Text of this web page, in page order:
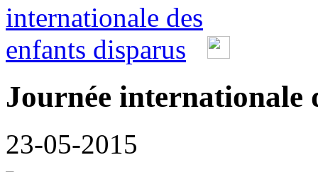
Journée internationale
23-05-2015